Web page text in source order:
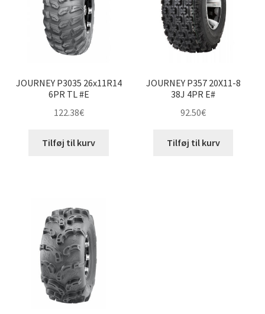
JOURNEY P3035 26x11R14
6PR TL #E
122.38€
Tilføj til kurv
JOURNEY P357 20X11-8
38J 4PR E#
92.50€
Tilføj til kurv